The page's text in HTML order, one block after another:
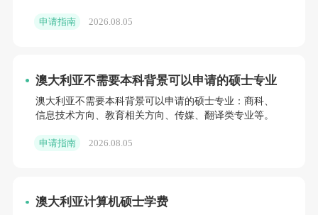
申请指南 2026.08.05
澳大利亚不需要本科背景可以申请的硕士专业
澳大利亚不需要本科背景可以申请的硕士专业：商科、
信息技术方向、教育相关方向、传媒、翻译类专业等。
申请指南 2026.08.05
澳大利亚计算机硕士学费